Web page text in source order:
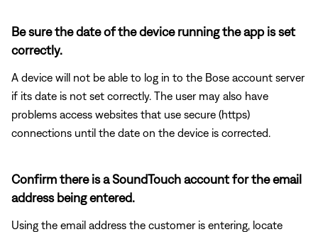
Be sure the date of the device running the app is set
correctly.
A device will not be able to log in to the Bose account server
if its date is not set correctly. The user may also have
problems access websites that use secure (https)
connections until the date on the device is corrected.
Confirm there is a SoundTouch account for the email
address being entered.
Using the email address the customer is entering, locate